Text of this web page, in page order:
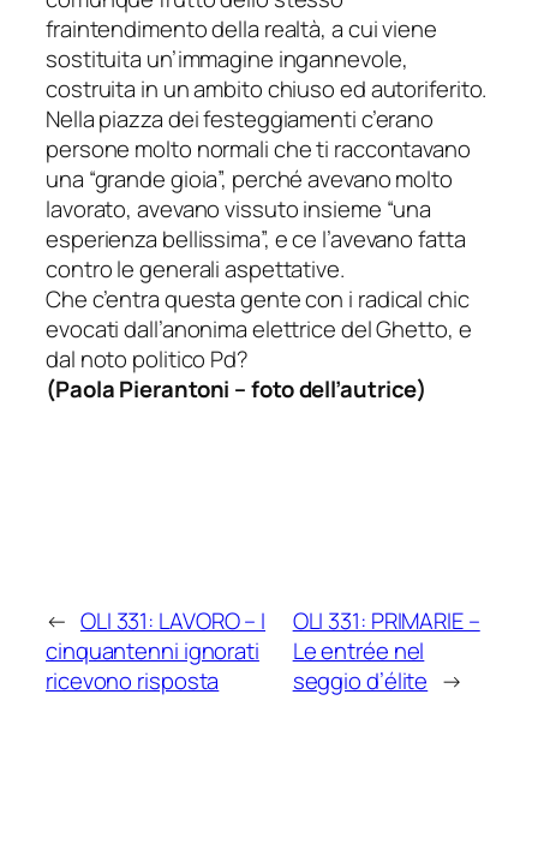
fraintendimento della realtà, a cui viene
sostituita un’immagine ingannevole,
costruita in un ambito chiuso ed autoriferito.
Nella piazza dei festeggiamenti c’erano
persone molto normali che ti raccontavano
una “grande gioia”, perché avevano molto
lavorato, avevano vissuto insieme “una
esperienza bellissima”, e ce l’avevano fatta
contro le generali aspettative.
Che c’entra questa gente con i radical chic
evocati dall’anonima elettrice del Ghetto, e
dal noto politico Pd?
(Paola Pierantoni – foto dell’autrice)
← OLI 331: LAVORO – I
cinquantenni ignorati
ricevono risposta
OLI 331: PRIMARIE –
Le entrée nel
seggio d’élite →